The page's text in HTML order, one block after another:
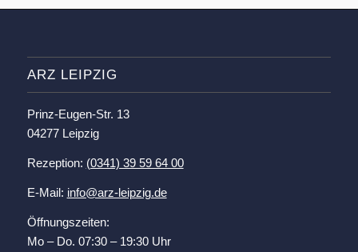
ARZ LEIPZIG
Prinz-Eugen-Str. 13
04277 Leipzig
Rezeption: (0341) 39 59 64 00
E-Mail: info@arz-leipzig.de
Öffnungszeiten:
Mo – Do. 07:30 – 19:30 Uhr